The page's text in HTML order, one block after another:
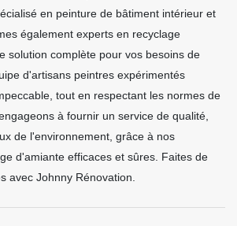
en peinture de bâtiment intérieur et
également experts en recyclage
solution complète pour vos besoins de
d'artisans peintres expérimentés
tout en respectant les normes de
à fournir un service de qualité,
de l'environnement, grâce à nos
d'amiante efficaces et sûres. Faites de
avec Johnny Rénovation.